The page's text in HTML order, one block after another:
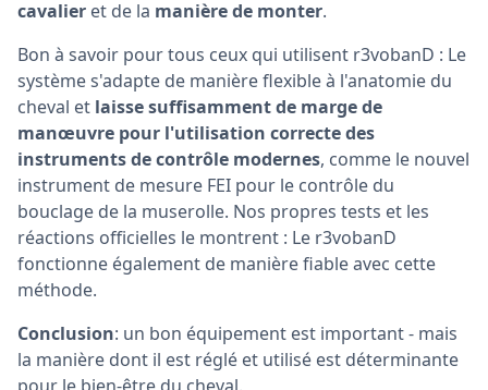
cavalier et de la manière de monter.
Bon à savoir pour tous ceux qui utilisent r3vobanD : Le
système s'adapte de manière flexible à l'anatomie du
cheval et laisse suffisamment de marge de
manœuvre pour l'utilisation correcte des
instruments de contrôle modernes, comme le nouvel
instrument de mesure FEI pour le contrôle du
bouclage de la muserolle. Nos propres tests et les
réactions officielles le montrent : Le r3vobanD
fonctionne également de manière fiable avec cette
méthode.
Conclusion: un bon équipement est important - mais
la manière dont il est réglé et utilisé est déterminante
pour le bien-être du cheval.